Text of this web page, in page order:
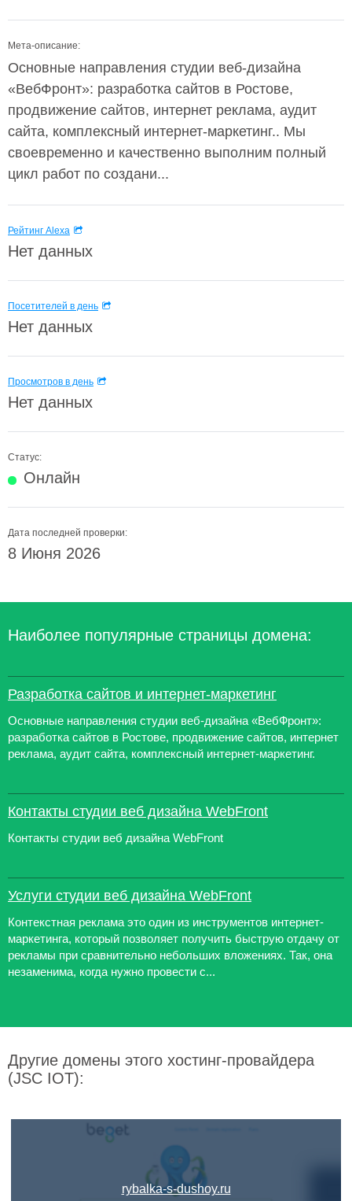
Мета-описание:
Основные направления студии веб-дизайна
«ВебФронт»: разработка сайтов в Ростове,
продвижение сайтов, интернет реклама, аудит
сайта, комплексный интернет-маркетинг.. Мы
своевременно и качественно выполним полный
цикл работ по создани...
Рейтинг Alexa
Нет данных
Посетителей в день
Нет данных
Просмотров в день
Нет данных
Статус:
Онлайн
Дата последней проверки:
8 Июня 2026
Наиболее популярные страницы домена:
Разработка сайтов и интернет-маркетинг
Основные направления студии веб-дизайна «ВебФронт»:
разработка сайтов в Ростове, продвижение сайтов, интернет
реклама, аудит сайта, комплексный интернет-маркетинг.
Контакты студии веб дизайна WebFront
Контакты студии веб дизайна WebFront
Услуги студии веб дизайна WebFront
Контекстная реклама это один из инструментов интернет-
маркетинга, который позволяет получить быструю отдачу от
рекламы при сравнительно небольших вложениях. Так, она
незаменима, когда нужно провести с...
Другие домены этого хостинг-провайдера
(JSC IOT):
rybalka-s-dushoy.ru